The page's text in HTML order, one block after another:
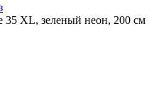
35 XL, зеленый неон, 200 см